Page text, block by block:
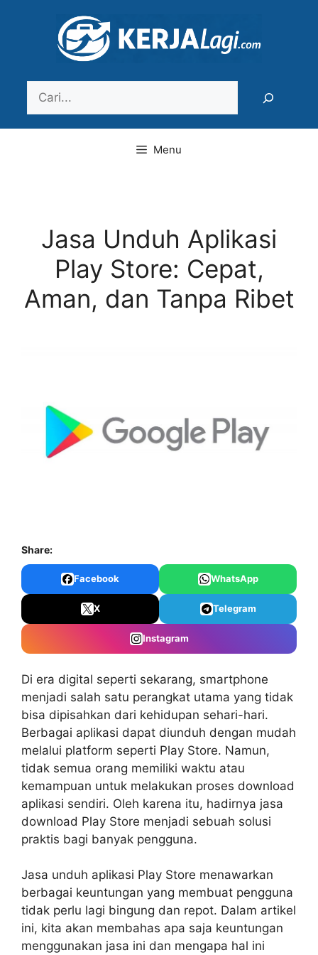
Menu
Jasa Unduh Aplikasi
Play Store: Cepat,
Aman, dan Tanpa Ribet
Share:
Facebook WhatsApp
X Telegram
Instagram
Di era digital seperti sekarang, smartphone
menjadi salah satu perangkat utama yang tidak
bisa dipisahkan dari kehidupan sehari-hari.
Berbagai aplikasi dapat diunduh dengan mudah
melalui platform seperti Play Store. Namun,
tidak semua orang memiliki waktu atau
kemampuan untuk melakukan proses download
aplikasi sendiri. Oleh karena itu, hadirnya jasa
download Play Store menjadi sebuah solusi
praktis bagi banyak pengguna.
Jasa unduh aplikasi Play Store menawarkan
berbagai keuntungan yang membuat pengguna
tidak perlu lagi bingung dan repot. Dalam artikel
ini, kita akan membahas apa saja keuntungan
menggunakan jasa ini dan mengapa hal ini